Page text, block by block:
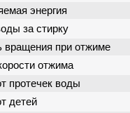
энергия
за стирку
вращения при отжиме
отжима
протечек воды
детей